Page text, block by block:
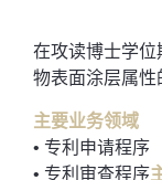
在攻读博士学
物表面涂层属性
主要业务领域
• 专利申请程序
• 专利审查程序